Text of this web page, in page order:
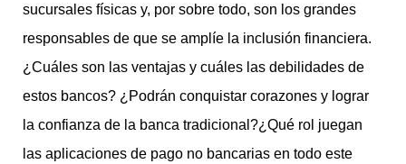
sucursales físicas y, por sobre todo, son los grandes
responsables de que se amplíe la inclusión financiera.
¿Cuáles son las ventajas y cuáles las debilidades de
estos bancos? ¿Podrán conquistar corazones y lograr
la confianza de la banca tradicional?¿Qué rol juegan
las aplicaciones de pago no bancarias en todo este